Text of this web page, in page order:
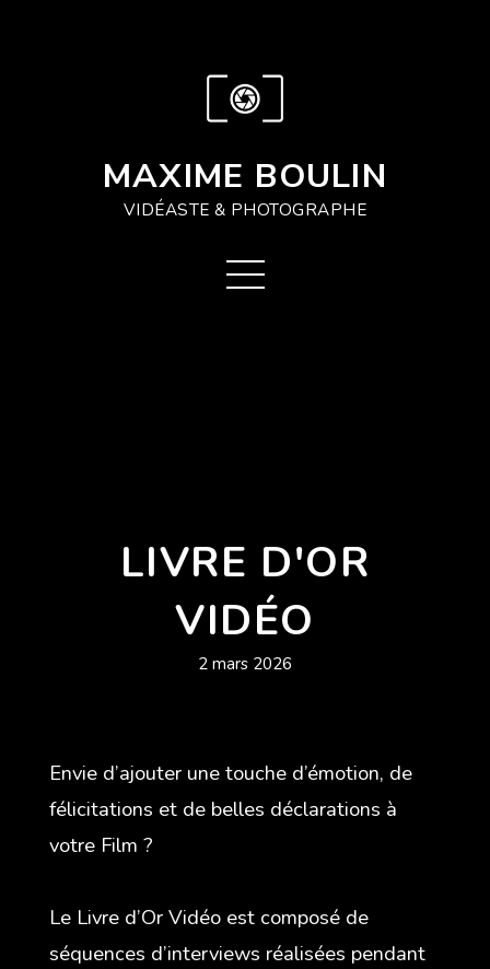
MAXIME BOULIN
VIDÉASTE & PHOTOGRAPHE
LIVRE D'OR
VIDÉO
2 mars 2026
Envie d’ajouter une touche d’émotion, de
félicitations et de belles déclarations à
votre Film ?
Le Livre d’Or Vidéo est composé de
séquences d’interviews réalisées pendant